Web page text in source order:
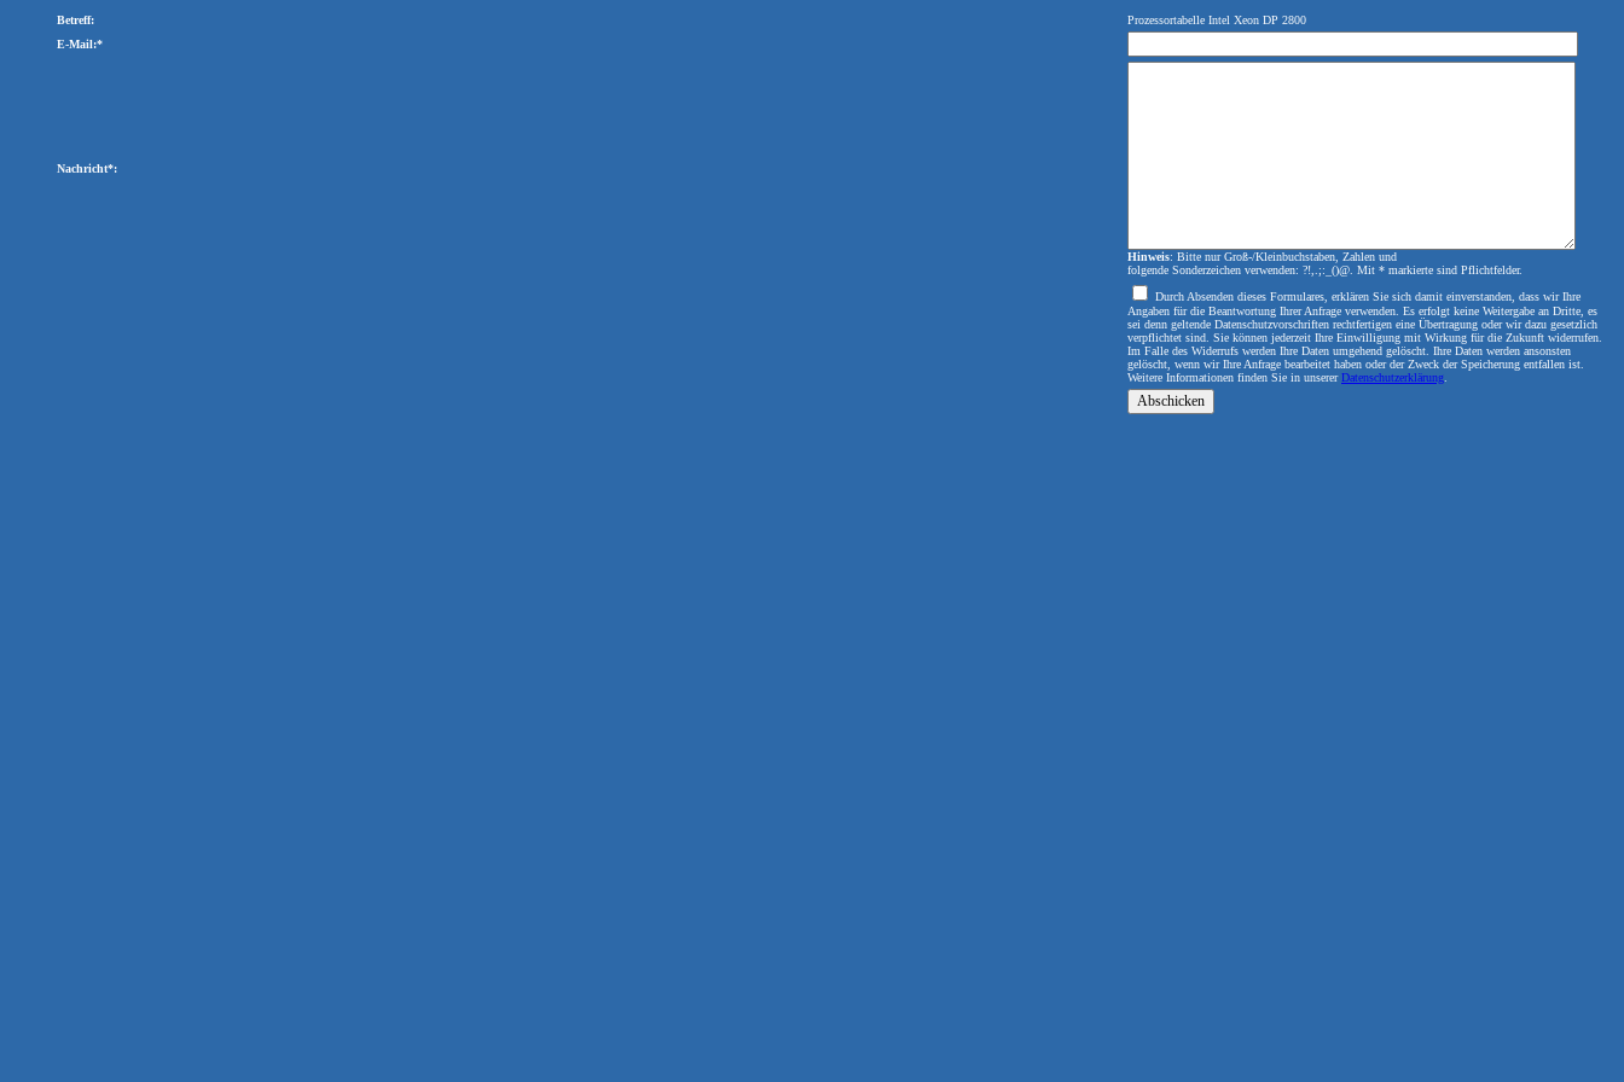
Betreff:
Prozessortabelle Intel Xeon DP 2800
E-Mail:*
Nachricht*:
Hinweis: Bitte nur Groß-/Kleinbuchstaben, Zahlen und
folgende Sonderzeichen verwenden: ?!,.;:_()@. Mit * markierte sind Pflichtfelder.
Durch Absenden dieses Formulares, erklären Sie sich damit einverstanden, dass wir Ihre
Angaben für die Beantwortung Ihrer Anfrage verwenden. Es erfolgt keine Weitergabe an Dritte, es
sei denn geltende Datenschutzvorschriften rechtfertigen eine Übertragung oder wir dazu gesetzlich
verpflichtet sind. Sie können jederzeit Ihre Einwilligung mit Wirkung für die Zukunft widerrufen.
Im Falle des Widerrufs werden Ihre Daten umgehend gelöscht. Ihre Daten werden ansonsten
gelöscht, wenn wir Ihre Anfrage bearbeitet haben oder der Zweck der Speicherung entfallen ist.
Weitere Informationen finden Sie in unsererDatenschutzerklärung